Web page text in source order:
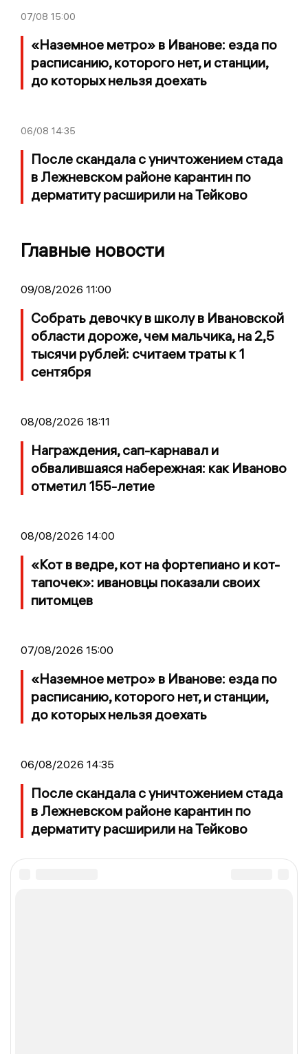
07/08 15:00
«Наземное метро» в Иванове: езда по
расписанию, которого нет, и станции,
до которых нельзя доехать
06/08 14:35
После скандала с уничтожением стада
в Лежневском районе карантин по
дерматиту расширили на Тейково
Главные новости
09/08/2026 11:00
Собрать девочку в школу в Ивановской
области дороже, чем мальчика, на 2,5
тысячи рублей: считаем траты к 1
сентября
08/08/2026 18:11
Награждения, сап-карнавал и
обвалившаяся набережная: как Иваново
отметил 155-летие
08/08/2026 14:00
«Кот в ведре, кот на фортепиано и кот-
тапочек»: ивановцы показали своих
питомцев
07/08/2026 15:00
«Наземное метро» в Иванове: езда по
расписанию, которого нет, и станции,
до которых нельзя доехать
06/08/2026 14:35
После скандала с уничтожением стада
в Лежневском районе карантин по
дерматиту расширили на Тейково